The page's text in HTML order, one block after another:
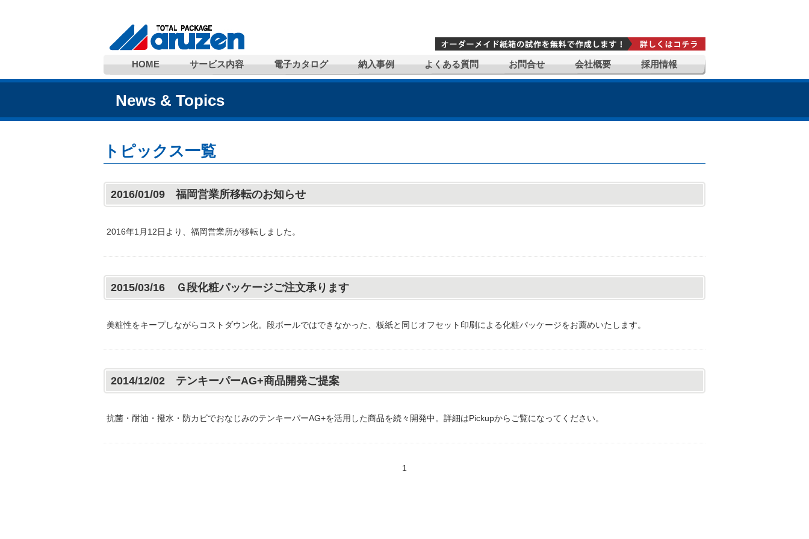
HOME サービス内容 電子カタログ 納入事例 よくある質問 お問合せ 会社概要 採用情報
News & Topics
トピックス一覧
2016/01/09 福岡営業所移転のお知らせ
2016年1月12日より、福岡営業所が移転しました。
2015/03/16 Ｇ段化粧パッケージご注文承ります
美粧性をキープしながらコストダウン化。段ボールではできなかった、板紙と同じオフセット印刷による化粧パッケージをお薦めいたします。
2014/12/02 テンキーパーAG+商品開発ご提案
抗菌・耐油・撥水・防カビでおなじみのテンキーパーAG+を活用した商品を続々開発中。詳細はPickupからご覧になってください。
1